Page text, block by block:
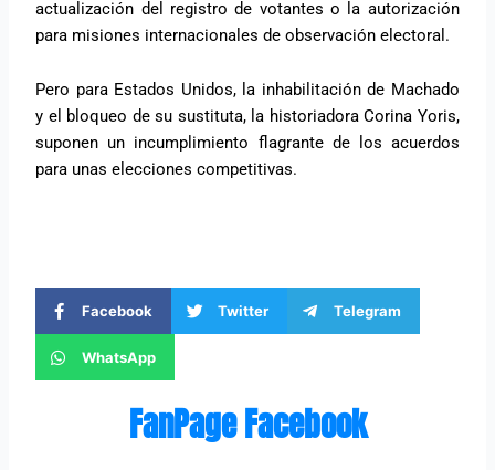
actualización del registro de votantes o la autorización
para misiones internacionales de observación electoral.
Pero para Estados Unidos, la inhabilitación de Machado
y el bloqueo de su sustituta, la historiadora Corina Yoris,
suponen un incumplimiento flagrante de los acuerdos
para unas elecciones competitivas.
Facebook Twitter Telegram
WhatsApp
FanPage Facebook